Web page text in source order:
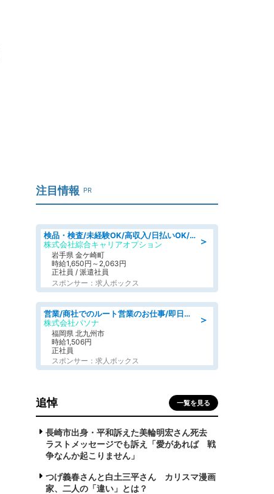
注目情報 PR
＞
検品・検査/未経験OK/高収入/日払いOK/交替制/20・30・40代活躍中
株式会社綜合キャリアオプション
岩手県 金ケ崎町
時給1,650円～2,063円
正社員 / 派遣社員
スポンサー：求人ボックス
＞
営業/商社でのルート営業のお仕事/即日勤務可/車通勤可/営業
株式会社パソナ
福岡県 北九州市
時給1,506円
正社員
スポンサー：求人ボックス
追悼 一覧を見る
長崎市出身・平和訴えた美輪明宏さん死去
ラストメッセージでも訴え「愛があれば 戦
争なんか起こりません」
つげ義春さんと白土三平さん カリスマ漫画
家、二人の「違い」とは？